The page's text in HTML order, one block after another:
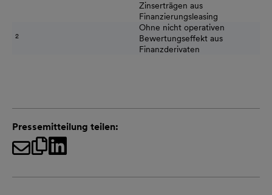
Zinserträgen aus
Finanzierungsleasing
2
Ohne nicht operativen
Bewertungseffekt aus
Finanzderivaten
Pressemitteilung teilen: